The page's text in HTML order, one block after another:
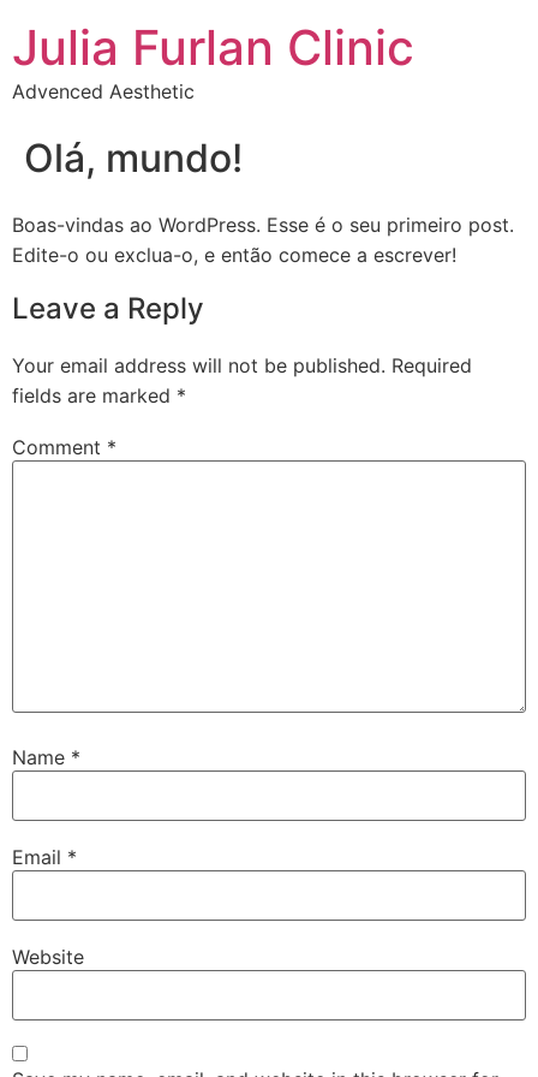
Julia Furlan Clinic
Advenced Aesthetic
Olá, mundo!
Boas-vindas ao WordPress. Esse é o seu primeiro post.
Edite-o ou exclua-o, e então comece a escrever!
Leave a Reply
Your email address will not be published. Required
fields are marked *
Comment *
Name *
Email *
Website